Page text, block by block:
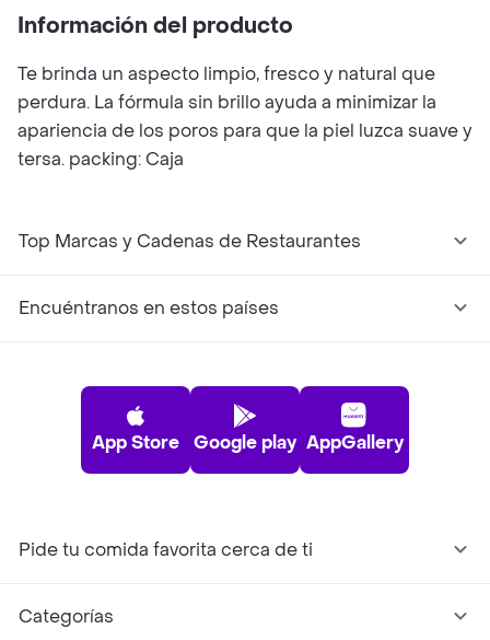
Información del producto
Te brinda un aspecto limpio, fresco y natural que
perdura. La fórmula sin brillo ayuda a minimizar la
apariencia de los poros para que la piel luzca suave y
tersa. packing: Caja
Top Marcas y Cadenas de Restaurantes
Encuéntranos en estos países
App Store Google play AppGallery
Pide tu comida favorita cerca de ti
Categorías